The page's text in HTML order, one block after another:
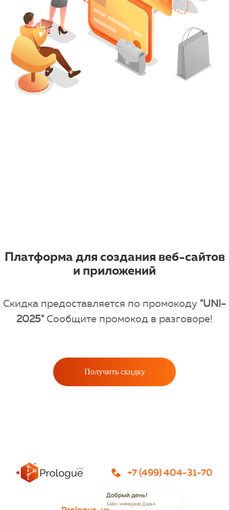
Платформа для создания веб-сайтов
и приложений
Скидка предоставляется по промокоду "UNI-
2025" Сообщите промокод в разговоре!
Получить скидку
+7 (499) 404-31-70
Добрый день!
Sales-менеджер Дарья